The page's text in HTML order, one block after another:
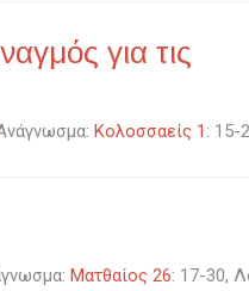
για τις
Κολοσσαείς 1 : 15-
Ματθαίος 26: 17-30,